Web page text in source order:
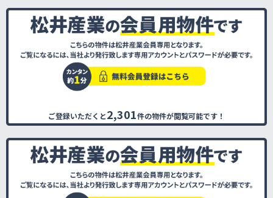
ご登録いただくと2,301件の物件が閲覧可能です！